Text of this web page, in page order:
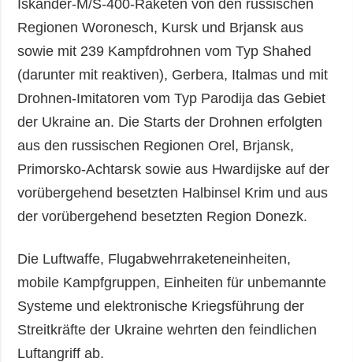
Iskander-M/S-400-Raketen von den russischen
Regionen Woronesch, Kursk und Brjansk aus
sowie mit 239 Kampfdrohnen vom Typ Shahed
(darunter mit reaktiven), Gerbera, Italmas und mit
Drohnen-Imitatoren vom Typ Parodija das Gebiet
der Ukraine an. Die Starts der Drohnen erfolgten
aus den russischen Regionen Orel, Brjansk,
Primorsko-Achtarsk sowie aus Hwardijske auf der
vorübergehend besetzten Halbinsel Krim und aus
der vorübergehend besetzten Region Donezk.
Die Luftwaffe, Flugabwehrraketeneinheiten,
mobile Kampfgruppen, Einheiten für unbemannte
Systeme und elektronische Kriegsführung der
Streitkräfte der Ukraine wehrten den feindlichen
Luftangriff ab.